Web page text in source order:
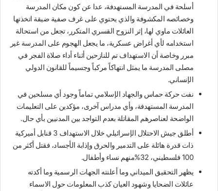
أسلحة في المدرسة المستهدفة، عدا عن كون مكان المدرسة
وخصائصه المكشوفة والذي يحتوي على غرف صفية ضيقة اتخذتها
العائلات ماوي لها، إثر النزوح القسري المتكرر، تجعل من استحالة
استخدامه لأي أغراض عسكرية، ما يجعل الهجوم على المدرسة غير
مبرر وخاصة أن الاستهداف تم للنازحين أثناء أداء صلاة الفجر في
مصلى المدرسة ما يمثل انتهاكاً مركباً وجسيماً للقانون الدولي
الإنساني.
نفت حركة حماس والجهاد الإسلامي تماماً وجود أي مسلحين في
المدرسة المستهدفة، وأي مدراس آخرى، مؤكدين على التعليمات
الواضحة لعناصرهم المقاتلة بعدم التواجد بين المدنيين بأي حال.
أطلق جيش الاحتلال الإسرائيلي خلال الاستهداف 3 قنابل أميركية
ذات قدرة هائلة على التدمير والحرق وإذابة الأجساد، فقتل أكثر من
100 فلسطيني، 32%منهم نساء وأطفال.
يظهر التحقيق الميداني وما أعلنته الجهات الرسمية وما أكدته
عائلات الضحايا وشهود العيان كذب المعلومات حول الاسماء